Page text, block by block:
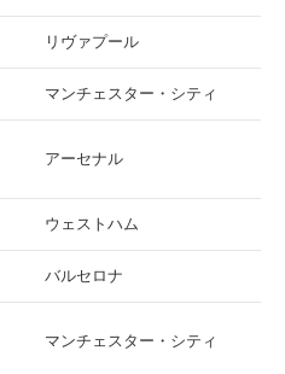
リヴァプール
マンチェスター・シティ
アーセナル
ウェストハム
バルセロナ
マンチェスター・シティ